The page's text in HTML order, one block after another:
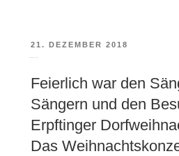
21. DEZEMBER 2018
Feierlich war den
Sängern und den
Erpftinger
Das